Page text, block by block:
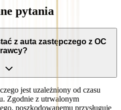
pytania
z auta zastępczego z OC
jest uzależniony od czasu
Zgodnie z utrwalonym
poszkodowanemu przysługuje